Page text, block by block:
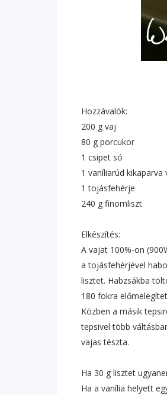
Hozzávalók:
200 g vaj
80 g porcukor
1 csipet só
1 vaníliarúd
1 tojásfehérje
240 g finomliszt
Elkészítés:
A vajat 100%-on
a tojásfehérjével
lisztet. Habzsákba
180 fokra
Közben a másik
tepsivel több
vajas tészta.
Ha 30 g lisztet
Ha a vanília helyett